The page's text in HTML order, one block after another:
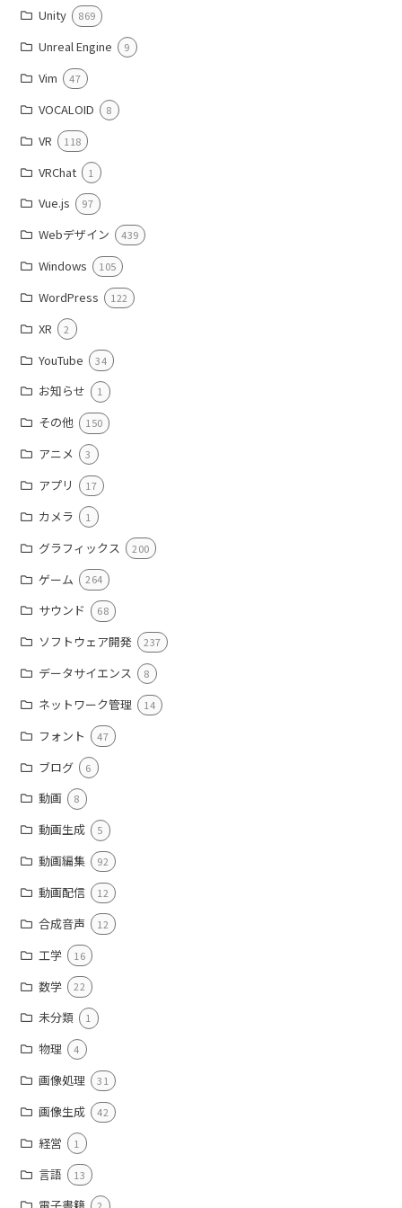
Unity 869
Unreal Engine 9
Vim 47
VOCALOID 8
VR 118
VRChat 1
Vue.js 97
Webデザイン 439
Windows 105
WordPress 122
XR 2
YouTube 34
お知らせ 1
その他 150
アニメ 3
アプリ 17
カメラ 1
グラフィックス 200
ゲーム 264
サウンド 68
ソフトウェア開発 237
データサイエンス 8
ネットワーク管理 14
フォント 47
ブログ 6
動画 8
動画生成 5
動画編集 92
動画配信 12
合成音声 12
工学 16
数学 22
未分類 1
物理 4
画像処理 31
画像生成 42
経営 1
言語 13